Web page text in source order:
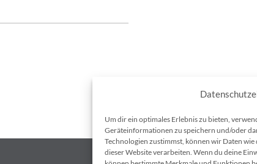
Um dir ein optimales Erlebnis zu bieten,
Geräteinformationen zu speichern und/oder
Technologien zustimmst, können wir Daten
dieser Website verarbeiten. Wenn du deine